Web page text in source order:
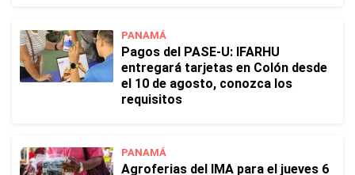
PANAMÁ
Pagos del PASE-U: IFARHU
entregará tarjetas en Colón desde
el 10 de agosto, conozca los
requisitos
PANAMÁ
Agroferias del IMA para el jueves 6